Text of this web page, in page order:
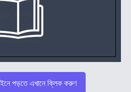
পড়তে এখানে ক্লিক করুণ